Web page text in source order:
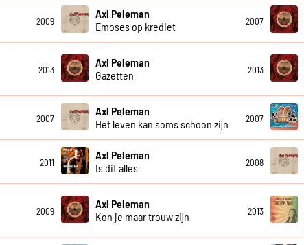
2009
Axl Peleman
Emoses op krediet
2007
2013
Axl Peleman
Gazetten
2013
2007
Axl Peleman
Het leven kan soms schoon zijn
2007
2011
Axl Peleman
Is dit alles
2008
2009
Axl Peleman
Kon je maar trouw zijn
2013